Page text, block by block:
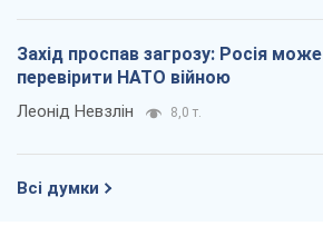
Захід проспав загрозу: Росія може
перевірити НАТО війною
Леонід Невзлін 8,0 т.
Всі думки